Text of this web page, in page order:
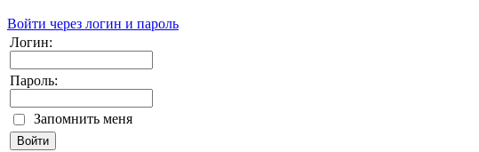
Войти через логин и пароль
Логин:
Пароль:
Запомнить меня